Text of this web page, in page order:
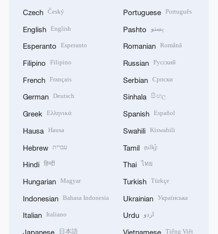
Czech Český
English English
Esperanto Esperanto
Filipino Filipino
French Français
German Deutsch
Greek Ελληνικά
Hausa Hausa
Hebrew עברית
Hindi हिन्दी
Hungarian Magyar
Indonesian Bahasa Indonesia
Italian Italiano
Japanese 日本語
Portuguese Português
Pashto پښتو
Romanian Română
Russian Русский
Serbian Српски
Sinhala සිංහල
Spanish Español
Swahili Kiswahili
Tamil தமிழ்
Thai ไทย
Turkish Türkçe
Ukrainian Українська
Urdu اردو
Vietnamese Tiếng Việt